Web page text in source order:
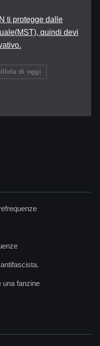
ti protegge dalle
quindi devi
di oggi
una fanzine